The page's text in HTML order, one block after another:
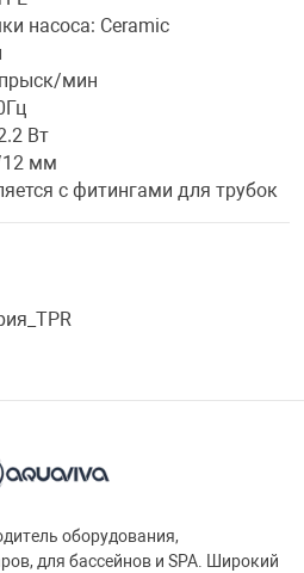
насоса: Ceramic
мин
Вт
12 мм
с фитингами для трубок
оборудования,
для бассейнов и SPA. Широкий